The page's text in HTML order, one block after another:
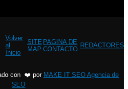
Volver
al
Inicio
SITE
MAP
PAGINA DE
CONTACTO REDACTORES
con ❤️ por MAKE IT SEO Agencia de
SEO